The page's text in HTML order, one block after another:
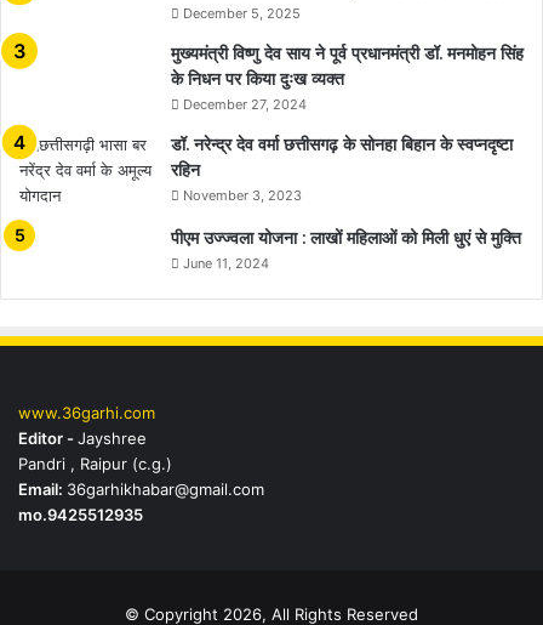
December 5, 2025
मुख्यमंत्री विष्णु देव साय ने पूर्व प्रधानमंत्री डॉ. मनमोहन सिंह
के निधन पर किया दुःख व्यक्त
December 27, 2024
डॉ. नरेन्द्र देव वर्मा छत्तीसगढ़ के सोनहा बिहान के स्वप्नदृष्टा
रहिन
November 3, 2023
पीएम उज्ज्वला योजना : लाखों महिलाओं को मिली धुएं से मुक्ति
June 11, 2024
www.36garhi.com
Editor -Jayshree
Pandri , Raipur (c.g.)
Email: 36garhikhabar@gmail.com
mo.9425512935
© Copyright 2026, All Rights Reserved